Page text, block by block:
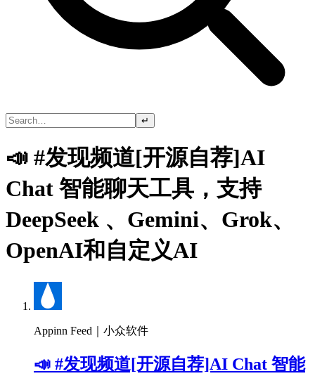
↵
📣 #发现频道[开源自荐]AI
Chat 智能聊天工具，支持
DeepSeek 、Gemini、Grok、
OpenAI和自定义AI
Appinn Feed｜小众软件
📣 #发现频道[开源自荐]AI Chat 智能